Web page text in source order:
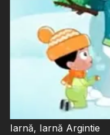
Iarnă, Iarnă Argintie